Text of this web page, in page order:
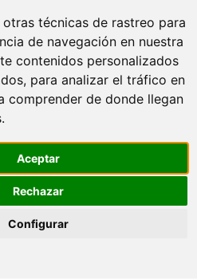
técnicas de rastreo para
de navegación en nuestra
contenidos personalizados
para analizar el tráfico en
comprender de donde llegan
Aceptar
Rechazar
Configurar